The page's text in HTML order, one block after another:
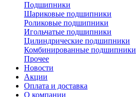
Подшипники
Шариковые подшипники
Роликовые подшипники
Игольчатые подшипники
Цилиндрические подшипники
Комбинированные подшипники
Прочее
Новости
Акции
Оплата и доставка
О компании